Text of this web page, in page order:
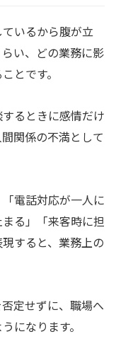
いるから腹が立
い、どの業務に影
とです。
るときに感情だけ
関係の不満として
電話対応が一人に
る」「来客時に担
すると、業務上の
定せずに、職場へ
になります。